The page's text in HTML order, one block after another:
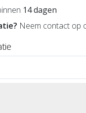
14 dagen
Neem contact op